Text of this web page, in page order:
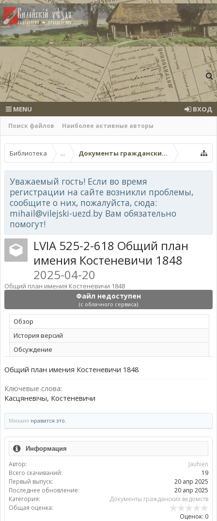
Поиск файлов Наиболее активные авторы
MENU ВХОД
Библиотека ... Документы гражданских ведомств
Уважаемый гость! Если во время
регистрации на сайте возникли проблемы,
сообщите о них, пожалуйста, сюда:
mihail@vilejski-uezd.by Вам обязательно
помогут!
Файл недоступен
(с облачного сервиса)
LVIA 525-2-618 Общий план
имения Костеневичи 1848
2025-04-20
Общий план имения Костеневичи 1848
Обзoр
История версий
Обсуждение
Общий план имения Костеневичи 1848
Ключевые слова:
Касцяневічы, Костеневичи
Михаил нравится это.
Информация
Автор:
Jauhien
Всего скачиваний:
19
Первый выпуск:
20 апр 2025
Последнее обновление:
20 апр 2025
Категория:
Документы гражданских ведомств
Общая оценка:
Оценок: 0